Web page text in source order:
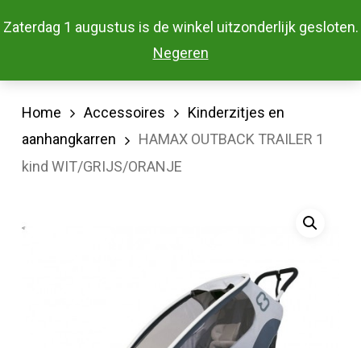
Zaterdag 1 augustus is de winkel uitzonderlijk gesloten.
Negeren
to
Menu
Home Accessoires
Kinderzitjes en
aanhangkarren
HAMAX OUTBACK TRAILER 1
kind WIT/GRIJS/ORANJE
Menu